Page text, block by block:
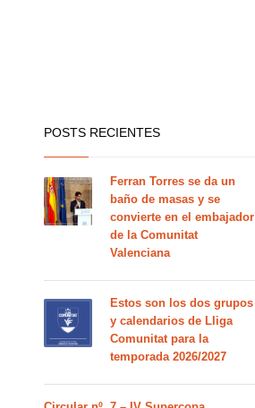
POSTS RECIENTES
Ferran Torres se da un
baño de masas y se
convierte en el embajador
de la Comunitat
Valenciana
Estos son los dos grupos
y calendarios de Lliga
Comunitat para la
temporada 2026/2027